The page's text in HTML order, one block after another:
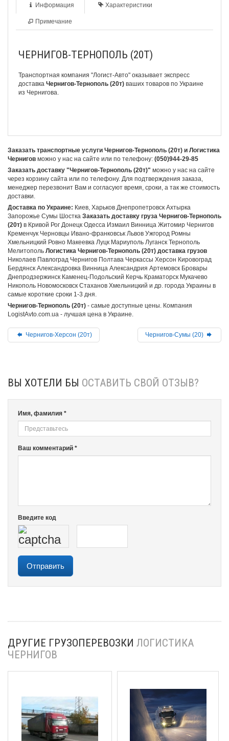
Информация Характеристики
Примечание
ЧЕРНИГОВ-ТЕРНОПОЛЬ (20Т)
Транспортная компания "Логист-Авто" оказывает экспресс
доставка Чернигов-Тернополь (20т) ваших товаров по Украине
из Чернигова.
Заказать транспортные услуги Чернигов-Тернополь (20т) и Логистика
Чернигов можно у нас на сайте или по телефону: (050)944-29-85
Заказать доставку "Чернигов-Тернополь (20т)" можно у нас на сайте
через корзину сайта или по телефону. Для подтверждения заказа,
менеджер перезвонит Вам и согласуют время, сроки, а так же стоимость
доставки.
Доставка по Украине: Киев, Харьков Днепропетровск Ахтырка
Запорожье Сумы Шостка Заказать доставку груза Чернигов-Тернополь
(20т) в Кривой Рог Донецк Одесса Измаил Винница Житомир Чернигов
Кременчук Черновцы Ивано-франковськ Львов Ужгород Ромны
Хмельницкий Ровно Макеевка Луцк Мариуполь Луганск Тернополь
Мелитополь Логистика Чернигов-Тернополь (20т) доставка грузов
Николаев Павлоград Чернигов Полтава Черкассы Херсон Кировоград
Бердянск Александровка Винница Александрия Артемовск Бровары
Днепродзержинск Каменец-Подольский Керчь Краматорск Мукачево
Никополь Новомосковск Стаханов Хмельницкий и др. города Украины в
самые короткие сроки 1-3 дня.
Чернигов-Тернополь (20т) - самые доступные цены. Компания
LogistAvto.com.ua - лучшая цена в Украине.
Чернигов-Херсон (20т) Чернигов-Сумы (20)
ВЫ ХОТЕЛИ БЫ ОСТАВИТЬ СВОЙ ОТЗЫВ?
Имя, фамилия *
Ваш комментарий *
Введите код
ДРУГИЕ ГРУЗОПЕРЕВОЗКИ ЛОГИСТИКА
ЧЕРНИГОВ